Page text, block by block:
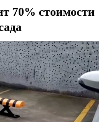
70% стоимости